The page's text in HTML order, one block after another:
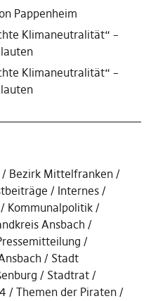
Pappenheim
Klimaneutralität“ –
Klimaneutralität“ –
Bezirk Mittelfranken
Internes
Kommunalpolitik
Ansbach
Stadt
Stadtrat
Themen der Piraten